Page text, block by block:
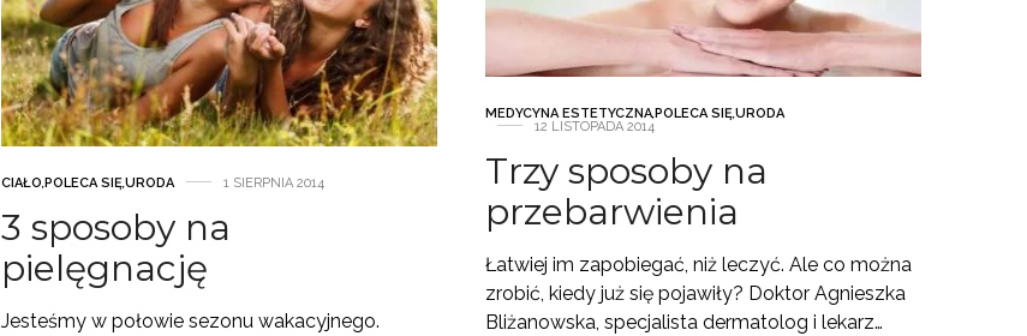
MEDYCYNA ESTETYCZNA,POLECA SIĘ,URODA
12 LISTOPADA 2014
Trzy sposoby na
przebarwienia
Łatwiej im zapobiegać, niż leczyć. Ale co można
zrobić, kiedy już się pojawiły? Doktor Agnieszka
Bliżanowska, specjalista dermatolog i lekarz…
CIAŁO,POLECA SIĘ,URODA 1 SIERPNIA 2014
3 sposoby na
pielęgnację
Jesteśmy w połowie sezonu wakacyjnego.